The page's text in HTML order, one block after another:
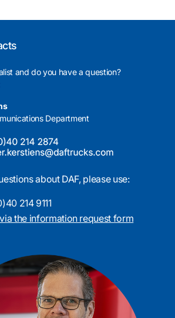
and do you have a question?
Department
about DAF, please use:
214 9111
the information request form